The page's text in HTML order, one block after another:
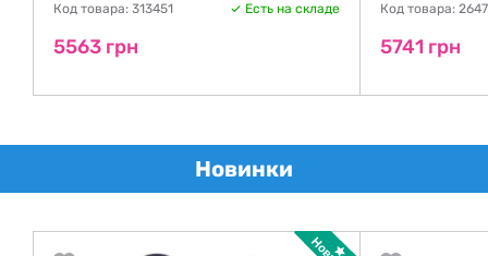
Код товара: 313451 Есть на складе
5563 грн
Код товара:
5741 грн
Новинки